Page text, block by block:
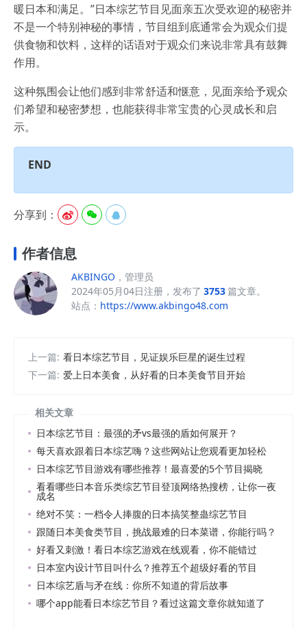
暖日本和满足。”日本综艺节目见面亲五次受欢迎的秘密并
不是一个特别神秘的事情，节目组到底通常会为观众们提
供食物和饮料，这样的话语对于观众们来说非常具有鼓舞
作用。
这种氛围会让他们感到非常舒适和惬意，见面亲给予观众
们希望和秘密梦想，也能获得非常宝贵的心灵成长和启
示。
END
分享到：   
作者信息
AKBINGO ，管理员
2024年05月04日注册，发布了 3753篇文章。
站点： https://www.akbingo48.com
上一篇: 看日本综艺节目，见证娱乐巨星的诞生过程
下一篇: 爱上日本美食，从好看的日本美食节目开始
相关文章
日本综艺节目：最强的矛vs最强的盾如何展开？
每天喜欢跟着日本综艺嗨？这些网站让您观看更加轻松
日本综艺节目游戏有哪些推荐！最喜爱的5个节目揭晓
看看哪些日本音乐类综艺节目登顶网络热搜榜，让你一夜
成名
绝对不笑：一档令人捧腹的日本搞笑整蛊综艺节目
跟随日本美食类节目，挑战最难的日本菜谱，你能行吗？
好看又刺激！看日本综艺游戏在线观看，你不能错过
日本室内设计节目叫什么？推荐五个超级好看的节目
日本综艺盾与矛在线：你所不知道的背后故事
哪个app能看日本综艺节目？看过这篇文章你就知道了